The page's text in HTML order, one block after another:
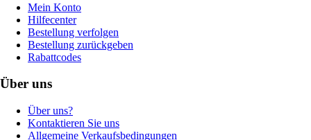
Mein Konto
Hilfecenter
Bestellung verfolgen
Bestellung zurückgeben
Rabattcodes
Über uns
Über uns?
Kontaktieren Sie uns
Allgemeine Verkaufsbedingungen